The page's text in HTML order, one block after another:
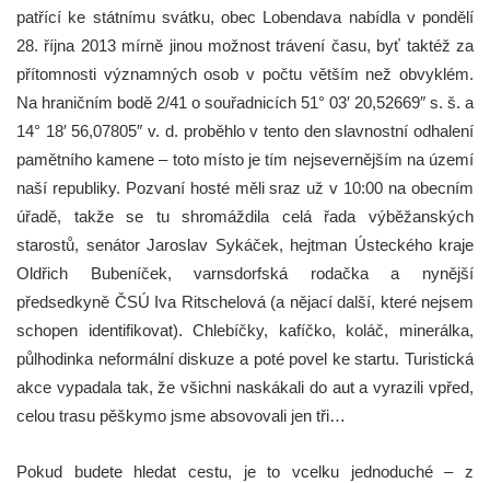
patřící ke státnímu svátku, obec Lobendava nabídla v pondělí
28. října 2013 mírně jinou možnost trávení času, byť taktéž za
přítomnosti významných osob v počtu větším než obvyklém.
Na hraničním bodě 2/41 o souřadnicích 51° 03′ 20,52669″ s. š. a
14° 18′ 56,07805″ v. d. proběhlo v tento den slavnostní odhalení
pamětního kamene – toto místo je tím nejsevernějším na území
naší republiky. Pozvaní hosté měli sraz už v 10:00 na obecním
úřadě, takže se tu shromáždila celá řada výběžanských
starostů, senátor Jaroslav Sykáček, hejtman Ústeckého kraje
Oldřich Bubeníček, varnsdorfská rodačka a nynější
předsedkyně ČSÚ Iva Ritschelová (a nějací další, které nejsem
schopen identifikovat). Chlebíčky, kafíčko, koláč, minerálka,
půlhodinka neformální diskuze a poté povel ke startu. Turistická
akce vypadala tak, že všichni naskákali do aut a vyrazili vpřed,
celou trasu pěškymo jsme absovovali jen tři…
Pokud budete hledat cestu, je to vcelku jednoduché – z